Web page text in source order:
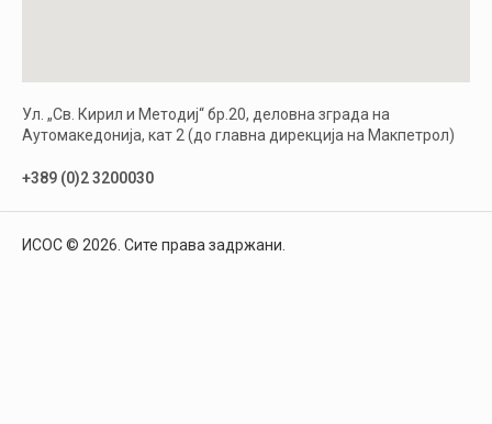
Ул. „Св. Кирил и Методиј“ бр.20, деловна зграда на
Аутомакедонија, кат 2 (до главна дирекција на Макпетрол)
+389 (0)2 3200030
ИСОС © 2026. Сите права задржани.